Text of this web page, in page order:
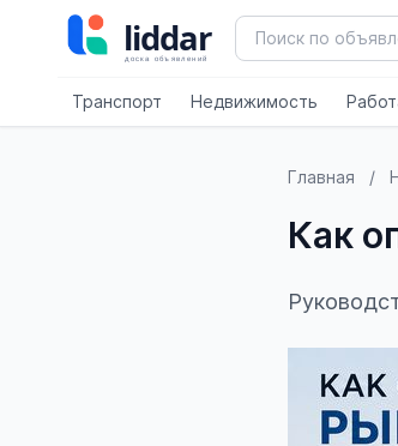
Транспорт Недвижимость
Главная /
Как